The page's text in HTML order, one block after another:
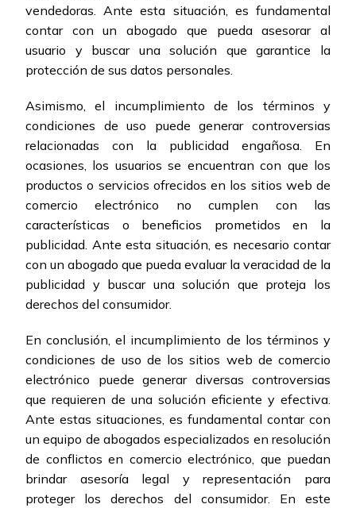
vendedoras. Ante esta situación, es fundamental
contar con un abogado que pueda asesorar al
usuario y buscar una solución que garantice la
protección de sus datos personales.
Asimismo, el incumplimiento de los términos y
condiciones de uso puede generar controversias
relacionadas con la publicidad engañosa. En
ocasiones, los usuarios se encuentran con que los
productos o servicios ofrecidos en los sitios web de
comercio electrónico no cumplen con las
características o beneficios prometidos en la
publicidad. Ante esta situación, es necesario contar
con un abogado que pueda evaluar la veracidad de la
publicidad y buscar una solución que proteja los
derechos del consumidor.
En conclusión, el incumplimiento de los términos y
condiciones de uso de los sitios web de comercio
electrónico puede generar diversas controversias
que requieren de una solución eficiente y efectiva.
Ante estas situaciones, es fundamental contar con
un equipo de abogados especializados en resolución
de conflictos en comercio electrónico, que puedan
brindar asesoría legal y representación para
proteger los derechos del consumidor. En este